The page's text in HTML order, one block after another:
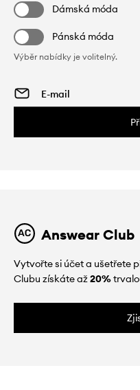
Dámská móda
Pánská móda
Výběr nabídky je volitelný.
Answear Club
Vytvořte si účet a ušetřete
Clubu získáte až20%